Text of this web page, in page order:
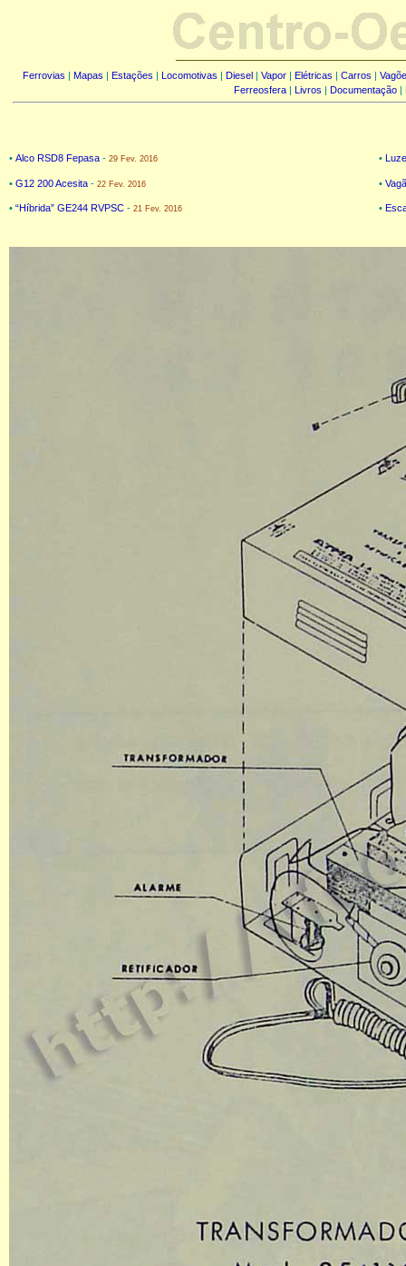
Ferrovias | Mapas | Estações | Locomotivas | Diesel | Vapor | Elétricas | Carros |
Ferreosfera| Livros | Documentação|
• Alco RSD8 Fepasa - 29 Fev. 2016
• G12 200 Acesita - 22 Fev. 2016
• “Híbrida” GE244 RVPSC - 21 Fev. 2016
•
•
•